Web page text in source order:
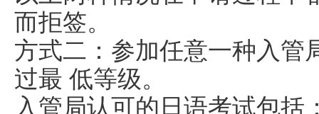
而拒签。
方式二：参加任意一种入管
过最 低等级。
入管局认可的日语考试包括